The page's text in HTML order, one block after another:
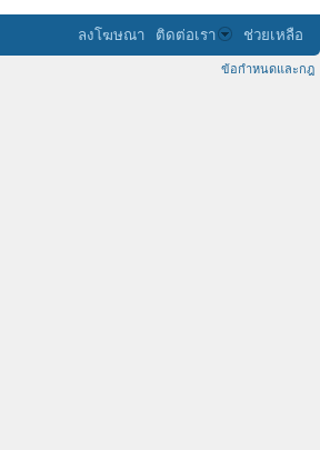
ลงโฆษณา ติดต่อเรา ช่วยเหลือ
ข้อกำหนดและกฎ